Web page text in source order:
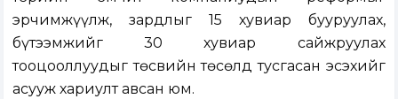
эрчимжүүлж, зардлыг 15 хувиар бууруулах,
бүтээмжийг 30 хувиар сайжруулах
тооцооллуудыг төсвийн төсөлд тусгасан эсэхийг
асууж хариулт авсан юм.